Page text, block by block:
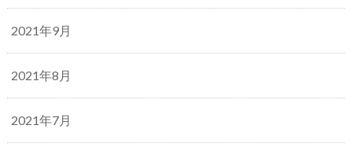
2021年9月
2021年8月
2021年7月